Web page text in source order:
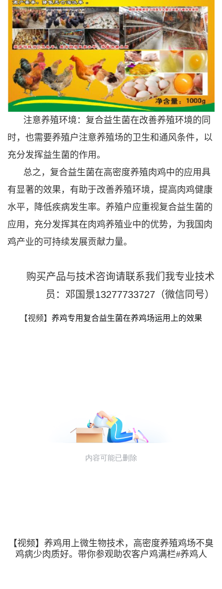
注意养殖环境：复合益生菌在改善养殖环境的同
时，也需要养殖户注意养殖场的卫生和通风条件，以
充分发挥益生菌的作用。
总之，复合益生菌在高密度养殖肉鸡中的应用具
有显著的效果，有助于改善养殖环境，提高肉鸡健康
水平，降低疾病发生率。养殖户应重视复合益生菌的
应用，充分发挥其在肉鸡养殖业中的优势，为我国肉
鸡产业的可持续发展贡献力量。
购买产品与技术咨询请联系我们我专业技术
员：邓国景13277733727（微信同号）
【视频】 养鸡专用复合益生菌在养鸡场运用上的效果
【视频】养鸡用上微生物技术，高密度养殖鸡场不臭
鸡病少肉质好。带你参观助农客户鸡满栏#养鸡人